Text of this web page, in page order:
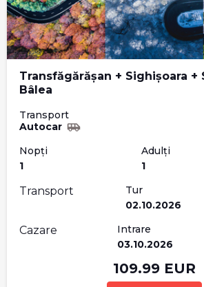
Transfăgărășan + Sighișoara +
Bâlea
Transport
Autocar
Nopți
1
Adulți
1
Transport
Tur
02.10.2026
Cazare
Intrare
03.10.2026
109.99 EUR